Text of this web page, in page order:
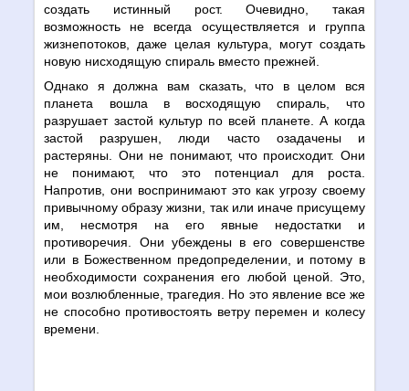
создать истинный рост. Очевидно, такая
возможность не всегда осуществляется и группа
жизнепотоков, даже целая культура, могут создать
новую нисходящую спираль вместо прежней.
Однако я должна вам сказать, что в целом вся
планета вошла в восходящую спираль, что
разрушает застой культур по всей планете. А когда
застой разрушен, люди часто озадачены и
растеряны. Они не понимают, что происходит. Они
не понимают, что это потенциал для роста.
Напротив, они воспринимают это как угрозу своему
привычному образу жизни, так или иначе присущему
им, несмотря на его явные недостатки и
противоречия. Они убеждены в его совершенстве
или в Божественном предопределении, и потому в
необходимости сохранения его любой ценой. Это,
мои возлюбленные, трагедия. Но это явление все же
не способно противостоять ветру перемен и колесу
времени.